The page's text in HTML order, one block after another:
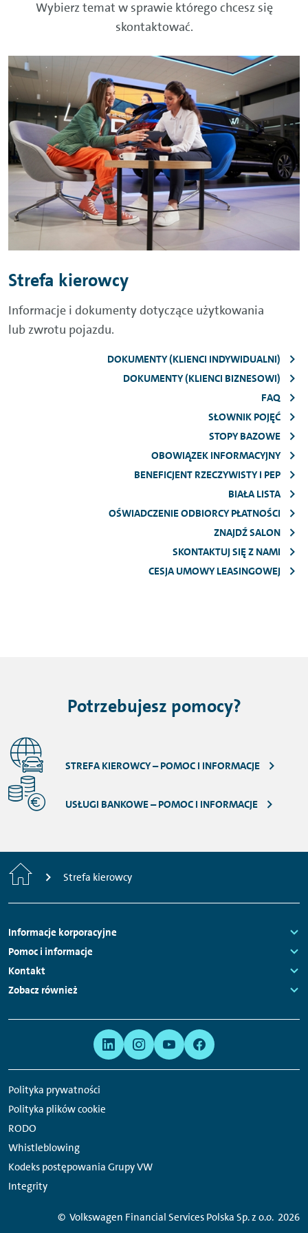
Wybierz temat w sprawie którego chcesz się
skontaktować.
Strefa kierowcy
Informacje i dokumenty dotyczące użytkowania
lub zwrotu pojazdu.
DOKUMENTY (KLIENCI INDYWIDUALNI)
DOKUMENTY (KLIENCI BIZNESOWI)
FAQ
SŁOWNIK POJĘĆ
STOPY BAZOWE
OBOWIĄZEK INFORMACYJNY
BENEFICJENT RZECZYWISTY I PEP
BIAŁA LISTA
OŚWIADCZENIE ODBIORCY PŁATNOŚCI
ZNAJDŹ SALON
SKONTAKTUJ SIĘ Z NAMI
CESJA UMOWY LEASINGOWEJ
Potrzebujesz pomocy?
STREFA KIEROWCY – POMOC I INFORMACJE
USŁUGI BANKOWE – POMOC I INFORMACJE
Strona Strefa kierowcy
Nawigacja
stopki
Informacje korporacyjne
Links:
Pomoc i informacje
Links:
Kontakt
Links:
Zobacz również
Polityka prywatności
Polityka plików cookie
RODO
Whistleblowing
Kodeks postępowania Grupy VW
Integrity
serwisów
społecznościowych
© Volkswagen Financial Services Polska Sp. z o.o. 2026